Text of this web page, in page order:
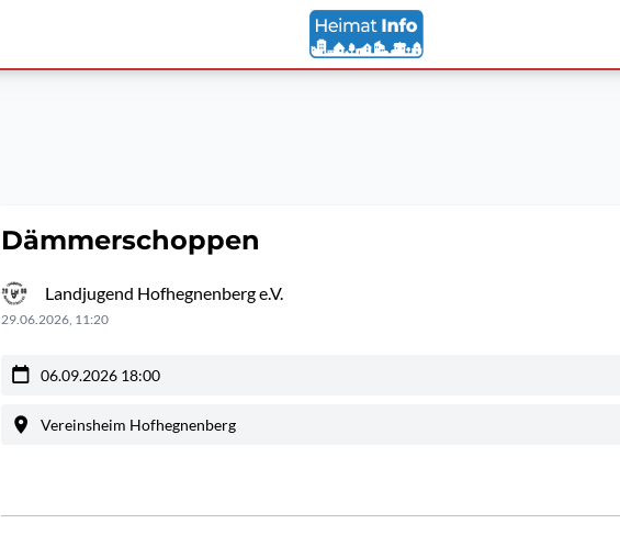
Dämmerschoppen
Landjugend Hofhegnenberg e.V.
29.06.2026, 11:20
06.09.2026 18:00
Vereinsheim Hofhegnenberg